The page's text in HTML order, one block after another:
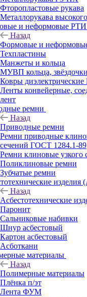
Фторопластовые рукава
Металлорукава
и неформовые РТИ
Назад
Формовые и
Техпластины
Манжеты и кольца
МУВП кольца,
Ковры
Ленты конвейерные,
лент
ремни
Назад
Приводные ремни
Ремни приводные
сечений ГОСТ 1284.1-89
Ремни клиновые узкого
Поликлиновые ремни
Зубчатые ремни
Назад
Асбестотехнические
Паронит
Сальниковые набивки
Шнур асбестовый
Картон асбестовый
Асботкани
материалы
Назад
Полимерные материалы
Плёнка п/эт
Лента ФУМ